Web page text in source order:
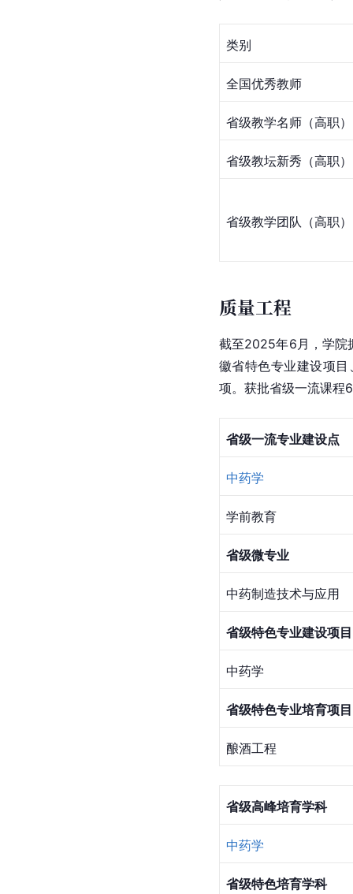
类别
全国优秀教师
省级教学名师（高职）
省级教坛新秀（高职）
省级教学团队（高职）
质量工程
截至2025年6月，学院
徽省特色专业建设项
项。获批省级一流课程
省级一流专业建设点
中药学
学前教育
省级微专业
中药制造技术与应用
省级特色专业建设项目
中药学
省级特色专业培育项目
酿酒工程
省级高峰培育学科
中药学
省级特色培育学科